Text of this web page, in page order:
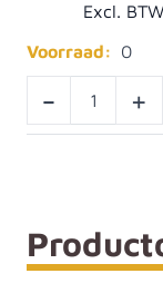
Excl.
Voorraad:
0
- +